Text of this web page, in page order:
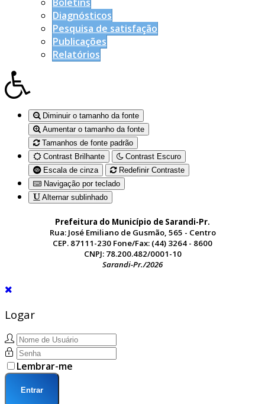
Diagnósticos
Pesquisa de satisfação
Publicações
Relatórios
Diminuir o tamanho da fonte
Aumentar o tamanho da fonte
Tamanhos de fonte padrão
Contrast Brilhante
Contrast Escuro
Escala de cinza
Redefinir Contraste
Navigação por teclado
Alternar sublinhado
Prefeitura do Município de Sarandi-Pr.
Rua: José Emiliano de Gusmão, 565 - Centro
CEP. 87111-230 Fone/Fax: (44) 3264 - 8600
CNPJ: 78.200.482/0001-10
Sarandi-Pr./2026
Logar
Lembrar-me
Entrar